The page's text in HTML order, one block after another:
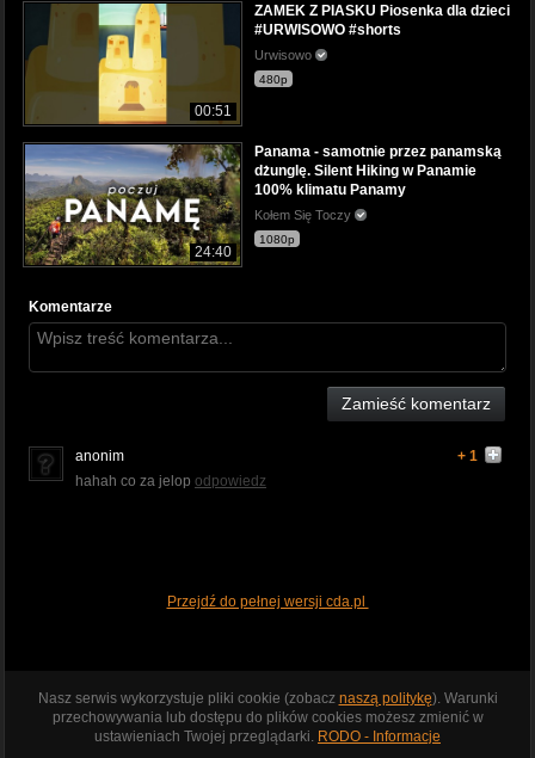
00:51
ZAMEK Z PIASKU Piosenka dla dzieci
#URWISOWO #shorts
Urwisowo
480p
24:40
Panama - samotnie przez panamską
dżunglę. Silent Hiking w Panamie
100% klimatu Panamy
Kołem Się Toczy
1080p
Komentarze
Zamieść komentarz
anonim
+ 1
hahah co za jelop odpowiedz
Przejdź do pełnej wersji cda.pl
Nasz serwis wykorzystuje pliki cookie (zobacz naszą politykę). Warunki
przechowywania lub dostępu do plików cookies możesz zmienić w
ustawieniach Twojej przeglądarki. RODO - Informacje